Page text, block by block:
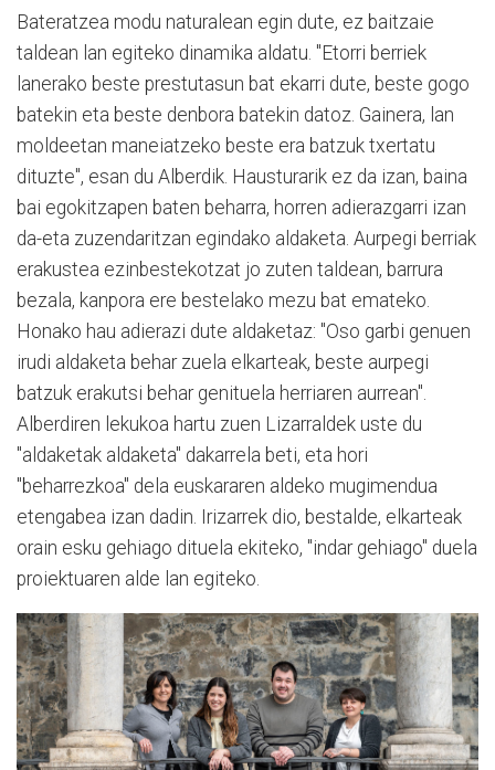
Bateratzea modu naturalean egin dute, ez baitzaie
taldean lan egiteko dinamika aldatu. "Etorri berriek
lanerako beste prestutasun bat ekarri dute, beste gogo
batekin eta beste denbora batekin datoz. Gainera, lan
moldeetan maneiatzeko beste era batzuk txertatu
dituzte", esan du Alberdik. Hausturarik ez da izan, baina
bai egokitzapen baten beharra, horren adierazgarri izan
da-eta zuzendaritzan egindako aldaketa. Aurpegi berriak
erakustea ezinbestekotzat jo zuten taldean, barrura
bezala, kanpora ere bestelako mezu bat emateko.
Honako hau adierazi dute aldaketaz: "Oso garbi genuen
irudi aldaketa behar zuela elkarteak, beste aurpegi
batzuk erakutsi behar genituela herriaren aurrean".
Alberdiren lekukoa hartu zuen Lizarraldek uste du
"aldaketak aldaketa" dakarrela beti, eta hori
"beharrezkoa" dela euskararen aldeko mugimendua
etengabea izan dadin. Irizarrek dio, bestalde, elkarteak
orain esku gehiago dituela ekiteko, "indar gehiago" duela
proiektuaren alde lan egiteko.